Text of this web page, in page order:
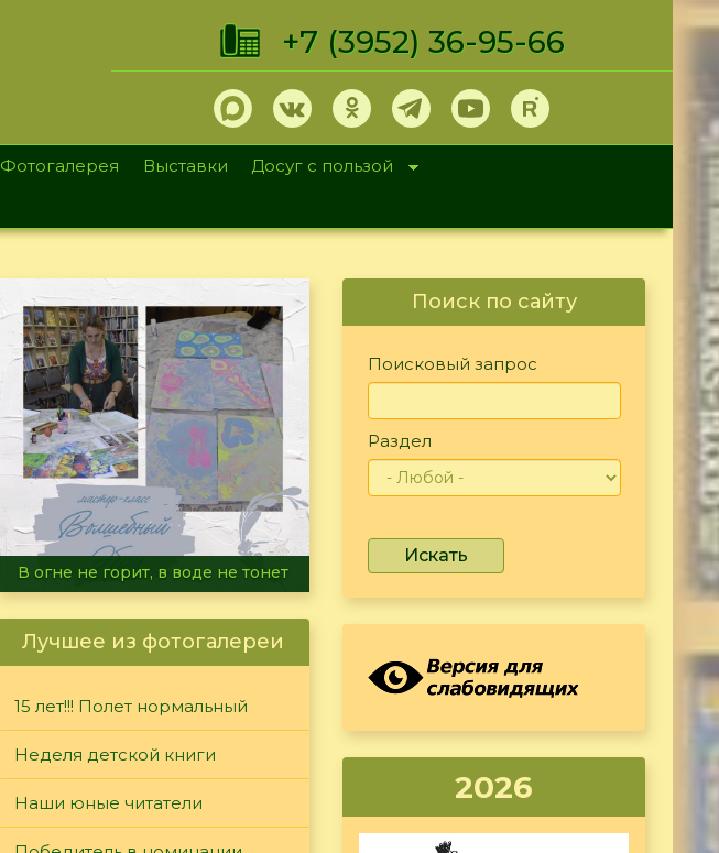
+7 (3952) 36-95-66
Фотогалерея Выставки
Досуг с пользой
Летние турниры Warhammer
Лучшее из фотогалереи
15 лет!!! Полет нормальный
Неделя детской книги
Наши юные читатели
Поиск по сайту
Поисковый запрос
Раздел
Искать
2026